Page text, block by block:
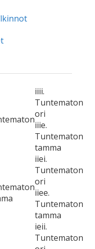
iiii.
Tuntematon
ori
iiie.
Tuntematon
tamma
iiei.
Tuntematon
ori
iiee.
Tuntematon
tamma
ieii.
Tuntematon